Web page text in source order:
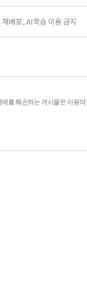
배포, AI학습 이용 금지